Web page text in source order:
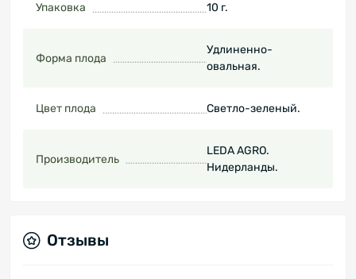
Упаковка 10 г.
Форма плода
Удлиненно-
овальная.
Цвет плода Светло-зеленый.
Производитель
LEDA AGRO.
Нидерланды.
Отзывы